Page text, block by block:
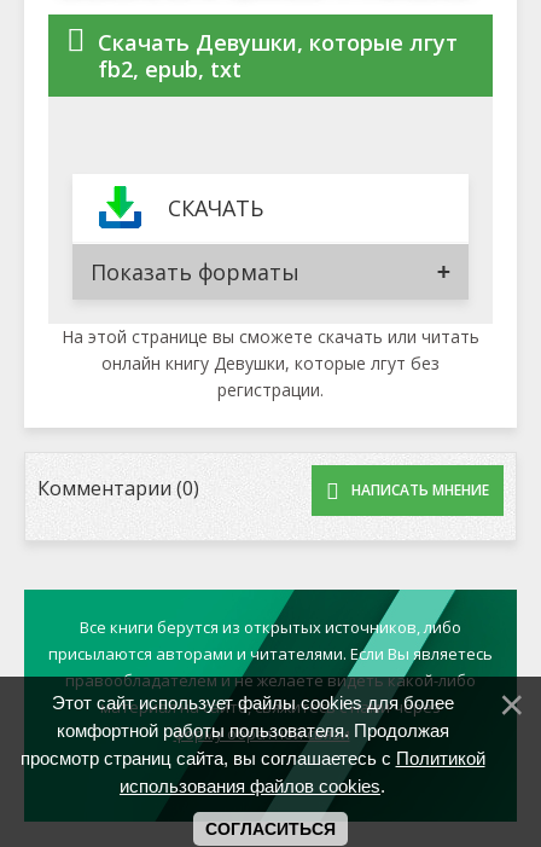
Скачать Девушки, которые лгут
fb2, epub, txt
СКАЧАТЬ
Показать форматы
На этой странице вы сможете скачать или читать
онлайн книгу Девушки, которые лгут без
регистрации.
Комментарии (0) НАПИСАТЬ МНЕНИЕ
Все книги берутся из открытых источников, либо
присылаются авторами и читателями. Если Вы являетесь
правообладателем и не желаете видеть какой-либо
материал на сайте, свяжитесь с нами через
форму обратной связи
Этот сайт использует файлы cookies для более
комфортной работы пользователя. Продолжая
просмотр страниц сайта, вы соглашаетесь с Политикой
использования файлов cookies.
СОГЛАСИТЬСЯ